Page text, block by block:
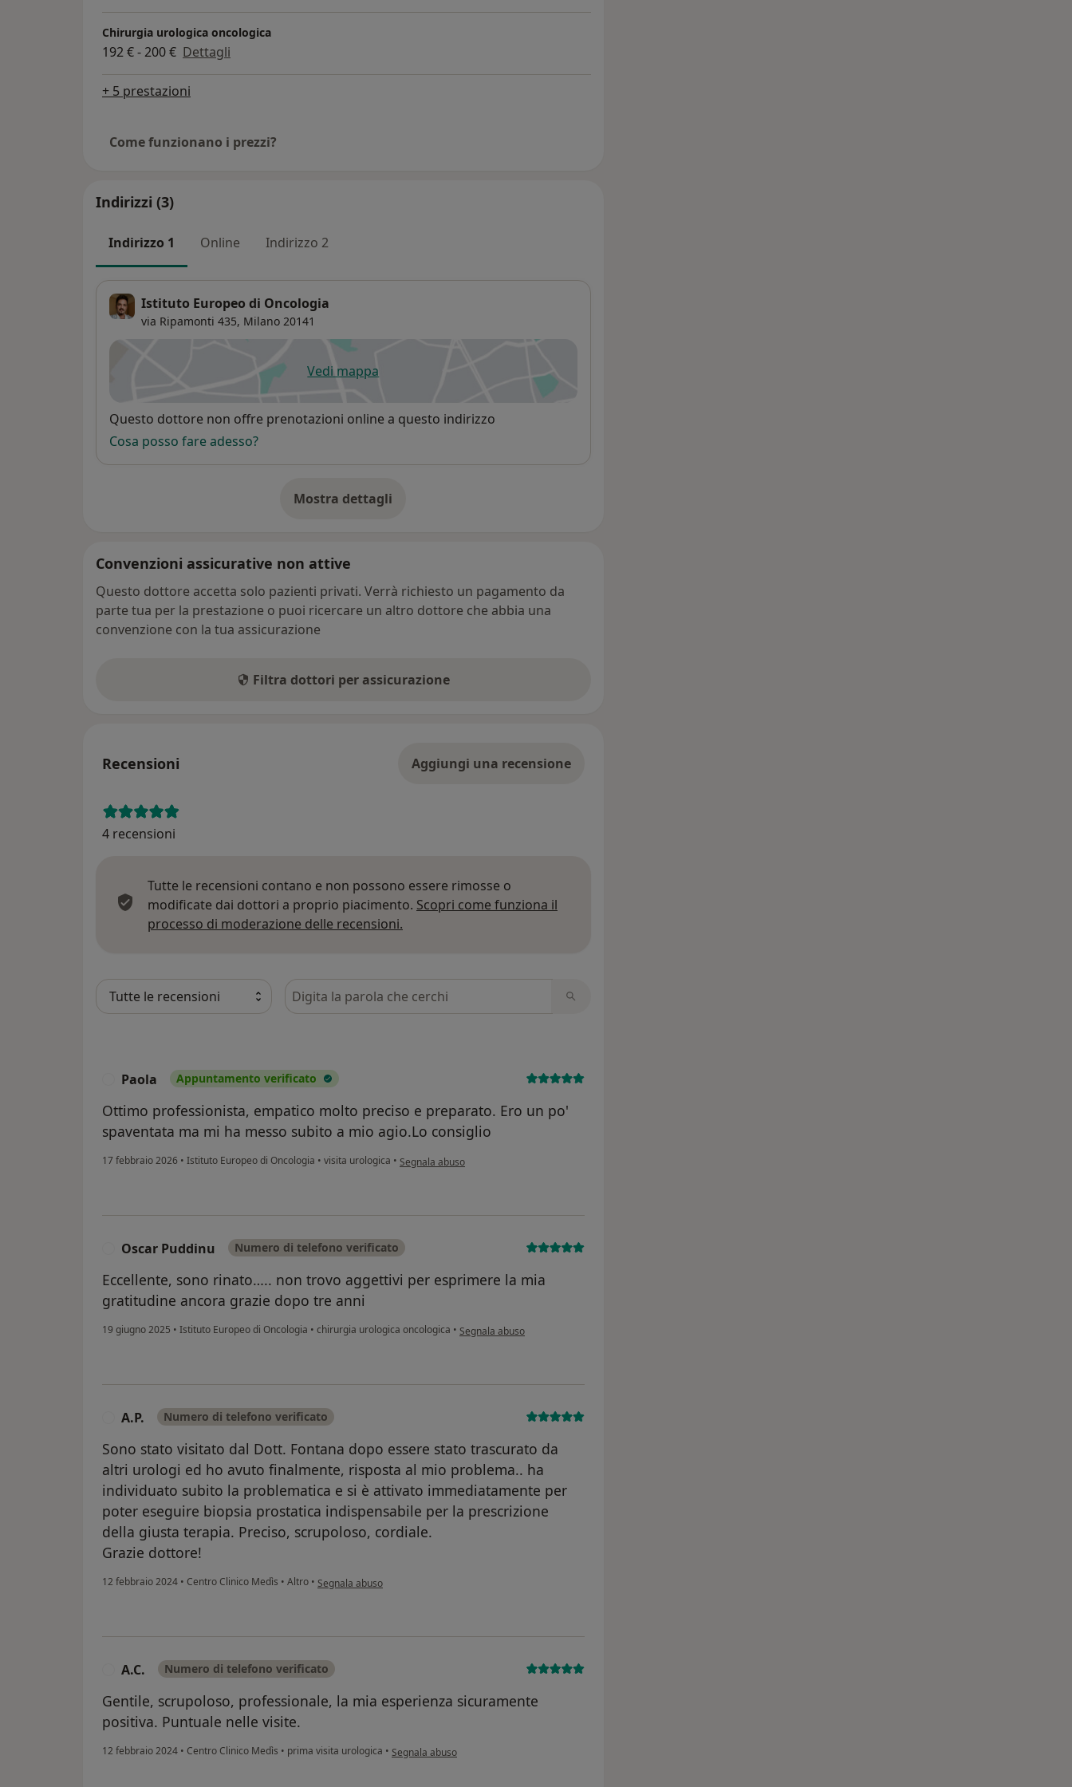
Chirurgia urologica oncologica
192 € - 200 € Dettagli
+ 5 prestazioni
Come funzionano i prezzi?
Indirizzi (3)
Indirizzo 1 Online Indirizzo 2
Istituto Europeo di Oncologia
via Ripamonti 435, Milano 20141
Vedi mappasi apre in una nuova scheda
Disponibilità
Questo dottore non offre prenotazioni online a questo indirizzo
Cosa posso fare adesso?
Mostra dettagli
sull'indirizzo
Convenzioni assicurative non attive
Questo dottore accetta solo pazienti privati. Verrà richiesto un pagamento da
parte tua per la prestazione o puoi ricercare un altro dottore che abbia una
convenzione con la tua assicurazione
Filtra dottori per assicurazione
Recensioni Aggiungi una recensione
4 recensioni
Tutte le recensioni contano e non possono essere rimosse o
modificate dai dottori a proprio piacimento. Scopri come funziona il
processo di moderazione delle recensioni.
Cerca nelle recensioni
Paola Appuntamento verificato
Ottimo professionista, empatico molto preciso e preparato. Ero un po'
spaventata ma mi ha messo subito a mio agio.Lo consiglio
17 febbraio 2026 • Istituto Europeo di Oncologia • visita urologica • secondo l'opinione dell'utente Paola
Segnala abuso
Oscar Puddinu Numero di telefono verificato
Eccellente, sono rinato….. non trovo aggettivi per esprimere la mia
gratitudine ancora grazie dopo tre anni
19 giugno 2025 • Istituto Europeo di Oncologia • chirurgia urologica oncologica • secondo l'opinione dell'utente Oscar Puddinu
Segnala abuso
A.P. Numero di telefono verificato
Sono stato visitato dal Dott. Fontana dopo essere stato trascurato da
altri urologi ed ho avuto finalmente, risposta al mio problema.. ha
individuato subito la problematica e si è attivato immediatamente per
poter eseguire biopsia prostatica indispensabile per la prescrizione
della giusta terapia. Preciso, scrupoloso, cordiale.
Grazie dottore!
12 febbraio 2024 • Centro Clinico Medìs • Altro • secondo l'opinione dell'utente A.P.
Segnala abuso
A.C. Numero di telefono verificato
Gentile, scrupoloso, professionale, la mia esperienza sicuramente
positiva. Puntuale nelle visite.
12 febbraio 2024 • Centro Clinico Medìs • prima visita urologica • secondo l'opinione dell'utente A.C.
Segnala abuso